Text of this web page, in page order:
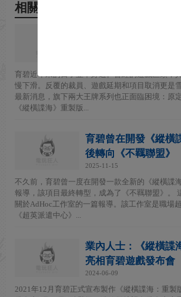
相關新聞
育碧雪上加霜！曝《
育碧近年來的日子並不好過。曾經的遊戲巨頭，
慢下滑。反覆的裁員、遊戲延期和項目取消更是
最新消息，旗下兩大王牌系列也正面臨困境：原
《縱橫諜海》重製版...
育碧曾在開發《縱橫
後轉向《不羈聯盟》
2025-11-15
不久前，育碧曾一度在開發一款全新的《縱橫諜
報導，該項目最終轉型，成為了《不羈聯盟》。
關於AdHoc工作室的一篇報導。該工作室是職場
《超英派遣中心》...
業內人士：《縱橫諜
亮相育碧遊戲發布會
2024-06-09
2021年12月育碧正式宣布製作《縱橫諜海：重製